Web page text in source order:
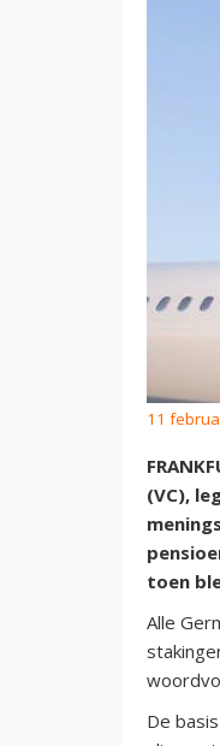
11
(VC),
toen
Alle
De